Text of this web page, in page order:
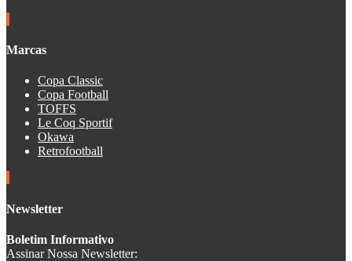
Marcas
Copa Classic
Copa Football
TOFFS
Le Coq Sportif
Okawa
Retrofootball
Newsletter
Boletim Informativo
Assinar Nossa Newsletter: